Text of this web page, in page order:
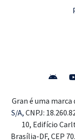
Gran é uma marca
S/A, CNPJ:
10, Edifício
Brasília-DF, CEP